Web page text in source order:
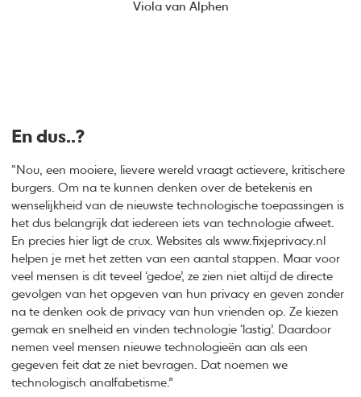
Viola van Alphen
En dus..?
“Nou, een mooiere, lievere wereld vraagt actievere, kritischere
burgers. Om na te kunnen denken over de betekenis en
wenselijkheid van de nieuwste technologische toepassingen is
het dus belangrijk dat iedereen iets van technologie afweet.
En precies hier ligt de crux. Websites als www.fixjeprivacy.nl
helpen je met het zetten van een aantal stappen. Maar voor
veel mensen is dit teveel ‘gedoe’, ze zien niet altijd de directe
gevolgen van het opgeven van hun privacy en geven zonder
na te denken ook de privacy van hun vrienden op. Ze kiezen
gemak en snelheid en vinden technologie ‘lastig’. Daardoor
nemen veel mensen nieuwe technologieën aan als een
gegeven feit dat ze niet bevragen. Dat noemen we
technologisch analfabetisme.”